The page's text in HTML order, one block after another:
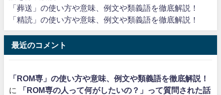
「葬送」の使い方や意味、例文や類義語を徹底解説！
「精読」の使い方や意味、例文や類義語を徹底解説！
最近のコメント
「ROM専」の使い方や意味、例文や類義語を徹底解説！
に
「ROM専の人って何がしたいの？」って質問された話